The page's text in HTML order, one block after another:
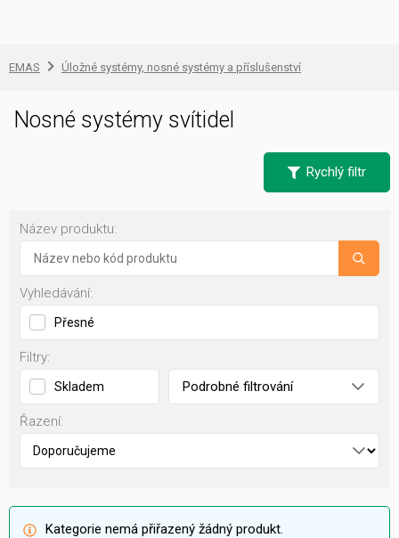
EMAS Úložné systémy, nosné systémy a příslušenství
Nosné systémy svítidel
Rychlý filtr
Název produktu:
Vyhledávání:
Přesné
Filtry:
Skladem Podrobné filtrování
Řazení:
Kategorie nemá přiřazený žádný produkt.